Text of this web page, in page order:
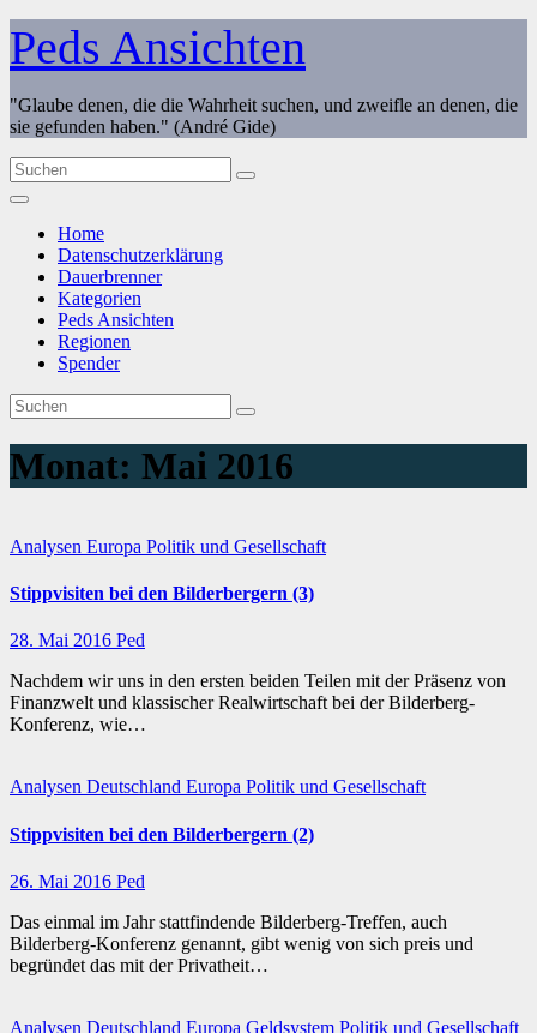
Zum
Inhalt
springen
Peds Ansichten
"Glaube denen, die die Wahrheit suchen, und zweifle an denen, die
sie gefunden haben." (André Gide)
Home
Datenschutzerklärung
Dauerbrenner
Kategorien
Peds Ansichten
Regionen
Spender
Monat: Mai 2016
Analysen Europa Politik und Gesellschaft
Stippvisiten bei den Bilderbergern (3)
28. Mai 2016 Ped
Nachdem wir uns in den ersten beiden Teilen mit der Präsenz von
Finanzwelt und klassischer Realwirtschaft bei der Bilderberg-
Konferenz, wie…
Analysen Deutschland Europa Politik und Gesellschaft
Stippvisiten bei den Bilderbergern (2)
26. Mai 2016 Ped
Das einmal im Jahr stattfindende Bilderberg-Treffen, auch
Bilderberg-Konferenz genannt, gibt wenig von sich preis und
begründet das mit der Privatheit…
Analysen Deutschland Europa Geldsystem Politik und Gesellschaft